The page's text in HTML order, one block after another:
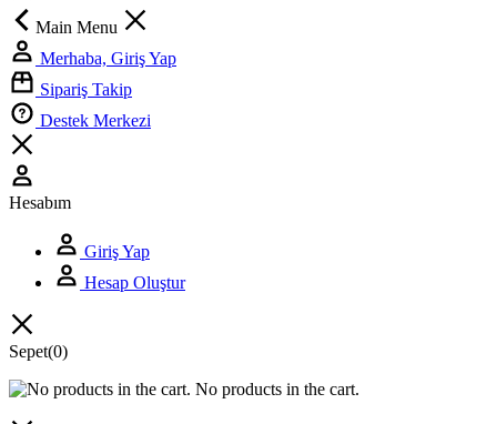
Main Menu
Merhaba, Giriş Yap
Sipariş Takip
Destek Merkezi
Hesabım
Giriş Yap
Hesap Oluştur
Sepet(0)
No products in the cart.